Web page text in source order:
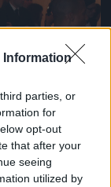
Information
parties, or
for
opt-out
that after your
seeing
utilized by